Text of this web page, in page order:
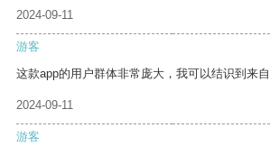
2024-09-11
游客
这款app的用户群体非常庞大，我可以结识到来自
2024-09-11
游客